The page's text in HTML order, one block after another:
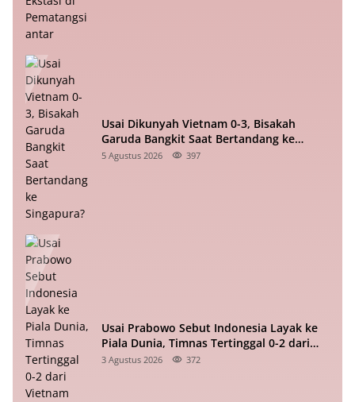
Usai Dikunyah Vietnam 0-3, Bisakah
Garuda Bangkit Saat Bertandang ke
Singapura?
5 Agustus 2026 397
Usai Prabowo Sebut Indonesia Layak ke
Piala Dunia, Timnas Tertinggal 0-2 dari
Vietnam Babak I Piala ASEAN
3 Agustus 2026 372